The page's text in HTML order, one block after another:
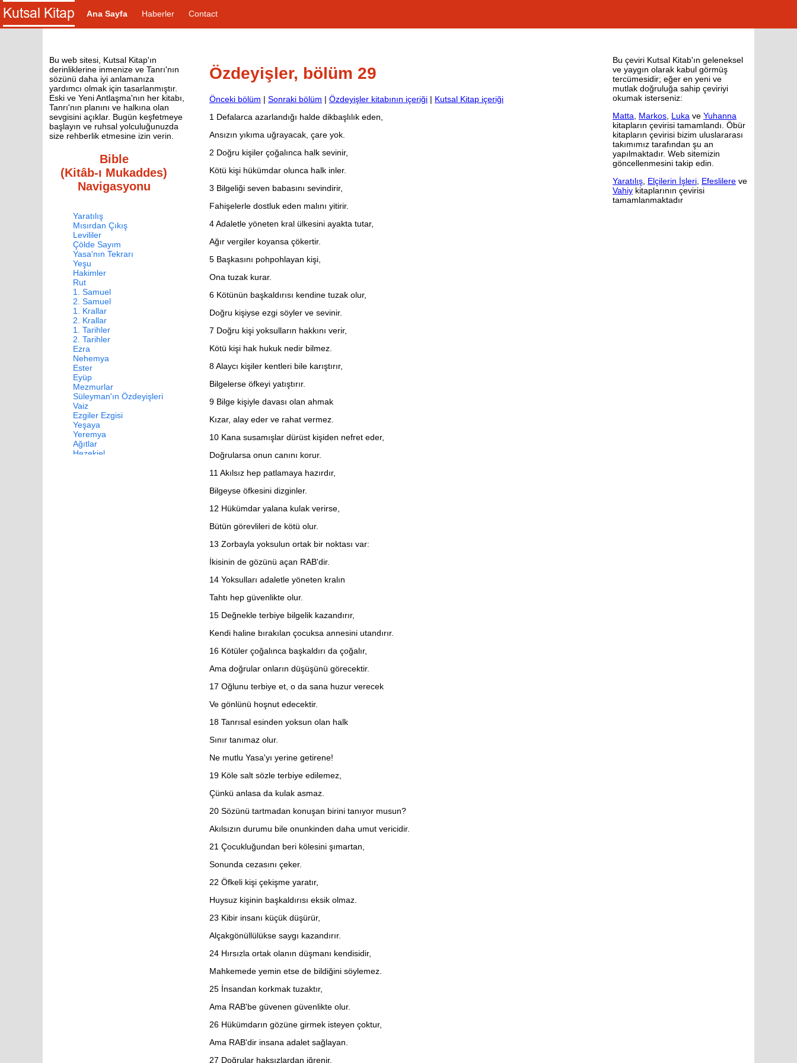
Ana Sayfa Haberler Contact
Bu web sitesi, Kutsal Kitap'ın
derinliklerine inmenize ve Tanrı'nın
sözünü daha iyi anlamanıza
yardımcı olmak için tasarlanmıştır.
Eski ve Yeni Antlaşma'nın her kitabı,
Tanrı'nın planını ve halkına olan
sevgisini açıklar. Bugün keşfetmeye
başlayın ve ruhsal yolculuğunuzda
size rehberlik etmesine izin verin.
Bible
(Kitâb-ı Mukaddes)
Navigasyonu
Yaratılış
Mısırdan Çıkış
Levililer
Çölde Sayım
Yasa'nın Tekrarı
Yeşu
Hakimler
Rut
1. Samuel
2. Samuel
1. Krallar
2. Krallar
1. Tarihler
2. Tarihler
Ezra
Nehemya
Ester
Eyüp
Mezmurlar
Süleyman'ın Özdeyişleri
Vaiz
Ezgiler Ezgisi
Yeşaya
Yeremya
Ağıtlar
Hezekiel
Özdeyişler, bölüm 29
Önceki bölüm | Sonraki bölüm | Özdeyişler kitabının içeriği | Kutsal Kitap içeriği
1 Defalarca azarlandığı halde dikbaşlılık eden,
Ansızın yıkıma uğrayacak, çare yok.
2 Doğru kişiler çoğalınca halk sevinir,
Kötü kişi hükümdar olunca halk inler.
3 Bilgeliği seven babasını sevindirir,
Fahişelerle dostluk eden malını yitirir.
4Adaletle yöneten kral ülkesini ayakta tutar,
Ağır vergiler koyansa çökertir.
5 Başkasını pohpohlayan kişi,
Ona tuzak kurar.
6 Kötünün başkaldırısı kendine tuzak olur,
Doğru kişiyse ezgi söyler ve sevinir.
7 Doğru kişi yoksulların hakkını verir,
Kötü kişi hak hukuk nedir bilmez.
8Alaycı kişiler kentleri bile karıştırır,
Bilgelerse öfkeyi yatıştırır.
9 Bilge kişiyle davası olan ahmak
Kızar, alay eder ve rahat vermez.
10 Kana susamışlar dürüst kişiden nefret eder,
Doğrularsa onun canını korur.
11 Akılsız hep patlamaya hazırdır,
Bilgeyse öfkesini dizginler.
12 Hükümdar yalana kulak verirse,
Bütün görevlileri de kötü olur.
13 Zorbayla yoksulun ortak bir noktası var:
İkisinin de gözünü açan RAB'dir.
14 Yoksulları adaletle yöneten kralın
Tahtı hep güvenlikte olur.
15 Değnekle terbiye bilgelik kazandırır,
Kendi haline bırakılan çocuksa annesini utandırır.
16 Kötüler çoğalınca başkaldırı da çoğalır,
Ama doğrular onların düşüşünü görecektir.
17 Oğlunu terbiye et, o da sana huzur verecek
Ve gönlünü hoşnut edecektir.
18 Tanrısal esinden yoksun olan halk
Sınır tanımaz olur.
Ne mutlu Yasa'yı yerine getirene!
19 Köle salt sözle terbiye edilemez,
Çünkü anlasa da kulak asmaz.
20 Sözünü tartmadan konuşan birini tanıyor musun?
Akılsızın durumu bile onunkinden daha umut vericidir.
21 Çocukluğundan beri kölesini şımartan,
Sonunda cezasını çeker.
22 Öfkeli kişi çekişme yaratır,
Huysuz kişinin başkaldırısı eksik olmaz.
23 Kibir insanı küçük düşürür,
Alçakgönüllülükse saygı kazandırır.
24 Hırsızla ortak olanın düşmanı kendisidir,
Mahkemede yemin etse de bildiğini söylemez.
25 İnsandan korkmak tuzaktır,
Ama RAB'be güvenen güvenlikte olur.
26 Hükümdarın gözüne girmek isteyen çoktur,
Ama RAB'dir insana adalet sağlayan.
27 Doğrular haksızlardan iğrenir,
Bu çeviri Kutsal Kitab'ın geleneksel
ve yaygın olarak kabul görmüş
tercümesidir; eğer en yeni ve
mutlak doğruluğa sahip çeviriyi
okumak isterseniz:
Matta
Markos Luka ve Yuhanna
kitapların çevirisi tamamlandı. Öbür
kitapların çevirisi bizim uluslararası
takımımız tarafından şu an
yapılmaktadır. Web sitemizin
göncellenmesini takip edin.
Yaratılış Elçilerin İşleri Efeslilere ve
Vahiy kitaplarının çevirisi
tamamlanmaktadır